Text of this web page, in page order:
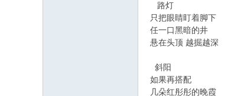
路灯
只把眼睛盯着脚下
任一口黑暗的井
悬在头顶 越掘越深
斜阳
如果再搭配
几朵红彤彤的晚霞